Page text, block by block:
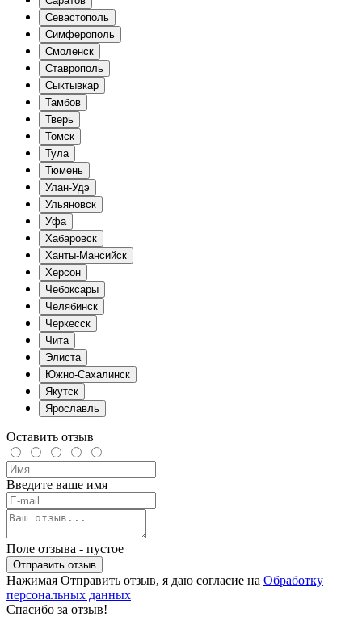
Севастополь
Симферополь
Смоленск
Ставрополь
Сыктывкар
Тамбов
Тверь
Томск
Тула
Тюмень
Улан-Удэ
Ульяновск
Уфа
Хабаровск
Ханты-Мансийск
Херсон
Чебоксары
Челябинск
Черкесск
Чита
Элиста
Южно-Сахалинск
Якутск
Ярославль
Оставить отзыв
Введите ваше имя
Поле отзыва - пустое
Отправить отзыв
Нажимая Отправить отзыв, я даю согласие на Обработку
персональных данных
Спасибо за отзыв!